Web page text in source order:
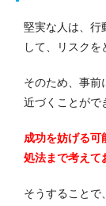
堅実な人は、行
して、リスクを
そのため、事前
近づくことがで
成功を妨げる可
処法まで考えて
そうすることで